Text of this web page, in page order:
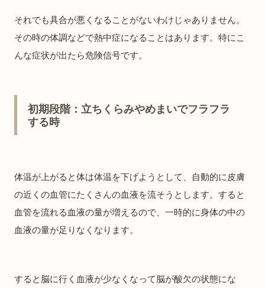
それでも具合が悪くなることがないわけじゃありません。
その時の体調などで熱中症になることはあります。特にこ
んな症状が出たら危険信号です。
初期段階：立ちくらみやめまいでフラフラ
する時
体温が上がると体は体温を下げようとして、自動的に皮膚
の近くの血管にたくさんの血液を流そうとします。すると
血管を流れる血液の量が増えるので、一時的に身体の中の
血液の量が足りなくなります。
すると脳に行く血液が少なくなって脳が酸欠の状態にな